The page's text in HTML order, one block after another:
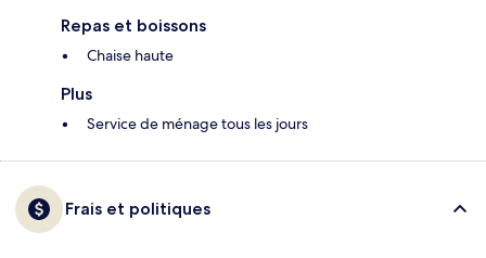
Repas et boissons
Chaise haute
Plus
Service de ménage tous les jours
Frais et politiques